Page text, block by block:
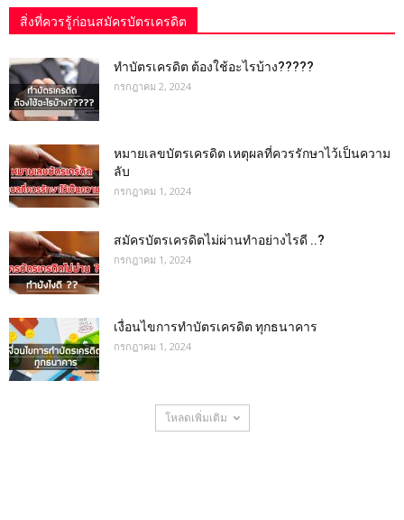
สิ่งที่ควรรู้ก่อนสมัครบัตรเครดิต
ทำบัตรเครดิต ต้องใช้อะไรบ้าง?????
กรกฎาคม 2, 2024
หมายเลขบัตรเครดิต เหตุผลที่ควรรักษาไว้เป็นความ
ลับ
กรกฎาคม 1, 2024
สมัครบัตรเครดิตไม่ผ่านทำอย่างไรดี ..?
กรกฎาคม 1, 2024
เงื่อนไขการทําบัตรเครดิต ทุกธนาคาร
กรกฎาคม 1, 2024
โหลดเพิ่มเติม